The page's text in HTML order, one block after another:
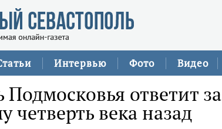
Интервью Фото Видео
ответит
четверть века назад